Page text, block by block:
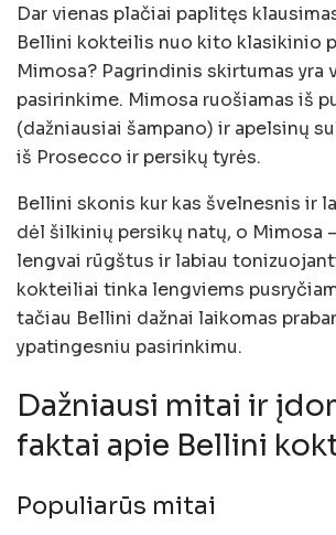
Dar vienas plačiai paplitęs
Bellini kokteilis nuo kito klasikinio
Mimosa? Pagrindinis skirtumas yra
pasirinkime. Mimosa ruošiamas iš
(dažniausiai šampano) ir apelsinų
iš Prosecco ir persikų tyrės.
Bellini skonis kur kas švelnesnis ir
dėl šilkinių persikų natų, o Mimosa
lengvai rūgštus ir labiau
kokteiliai tinka lengviems
tačiau Bellini dažnai laikomas
ypatingesniu pasirinkimu.
Dažniausi mitai ir
faktai apie Bellini
Populiarūs mitai